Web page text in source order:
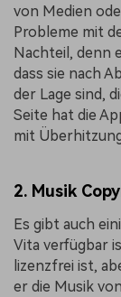
von Medien
Probleme mit
Nachteil, denn
dass sie nach
der Lage sind,
Seite hat die
mit
2. Musik
Es gibt auch
Vita verfügbar
lizenzfrei ist,
er die Musik